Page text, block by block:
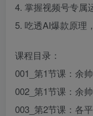
4. 掌握视频号专属
5. 吃透AI爆款原理
课程目录：
001_第1节课：余
002_第1节课：余
003_第2节课：各